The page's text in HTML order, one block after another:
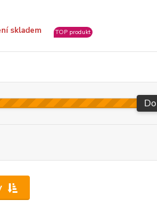
skladem TOP produkt
Do